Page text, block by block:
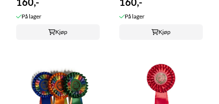
På lager
Kjøp
På lager
Kjøp